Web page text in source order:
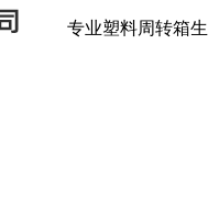
专业塑料周转箱生